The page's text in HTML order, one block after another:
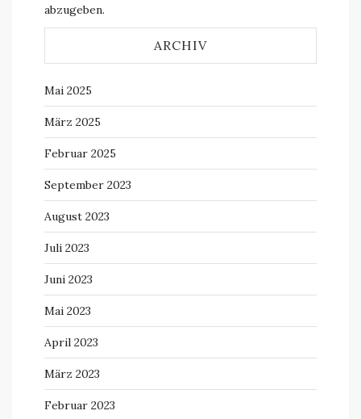
abzugeben.
ARCHIV
Mai 2025
März 2025
Februar 2025
September 2023
August 2023
Juli 2023
Juni 2023
Mai 2023
April 2023
März 2023
Februar 2023